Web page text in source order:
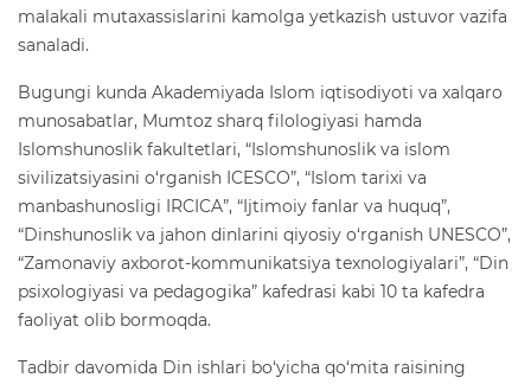
malakali mutaxassislarini kamolga yetkazish ustuvor vazifa
sanaladi.
Bugungi kunda Akademiyada Islom iqtisodiyoti va xalqaro
munosabatlar, Mumtoz sharq filologiyasi hamda
Islomshunoslik fakultetlari, “Islomshunoslik va islom
sivilizatsiyasini o‘rganish ICESCO”, “Islom tarixi va
manbashunosligi IRCICA”, “Ijtimoiy fanlar va huquq”,
“Dinshunoslik va jahon dinlarini qiyosiy o‘rganish UNESCO”,
“Zamonaviy axborot-kommunikatsiya texnologiyalari”, “Din
psixologiyasi va pedagogika” kafedrasi kabi 10 ta kafedra
faoliyat olib bormoqda.
Tadbir davomida Din ishlari bo‘yicha qo‘mita raisining